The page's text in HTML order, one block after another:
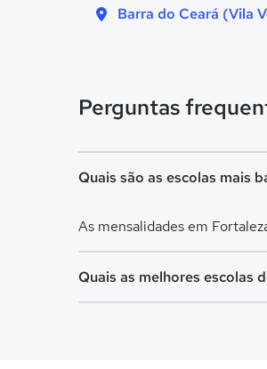
Barra do Ceará (Vila
Perguntas
Quais são as escolas mais
As mensalidades em
Quais as melhores escolas